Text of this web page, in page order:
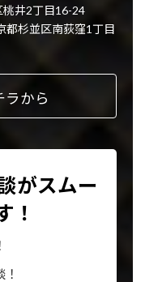
井2丁目16-24
杉並区南荻窪1丁目
ラから
がスムー
！